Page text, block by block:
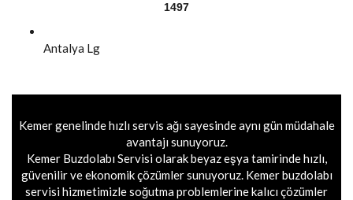
1497
Antalya Lg
Kemer genelinde hızlı servis ağı sayesinde aynı gün müdahale
avantajı sunuyoruz.
Kemer Buzdolabı Servisi olarak beyaz eşya tamirinde hızlı,
güvenilir ve ekonomik çözümler sunuyoruz. Kemer buzdolabı
servisi hizmetimizle soğutma problemlerine kalıcı çözümler